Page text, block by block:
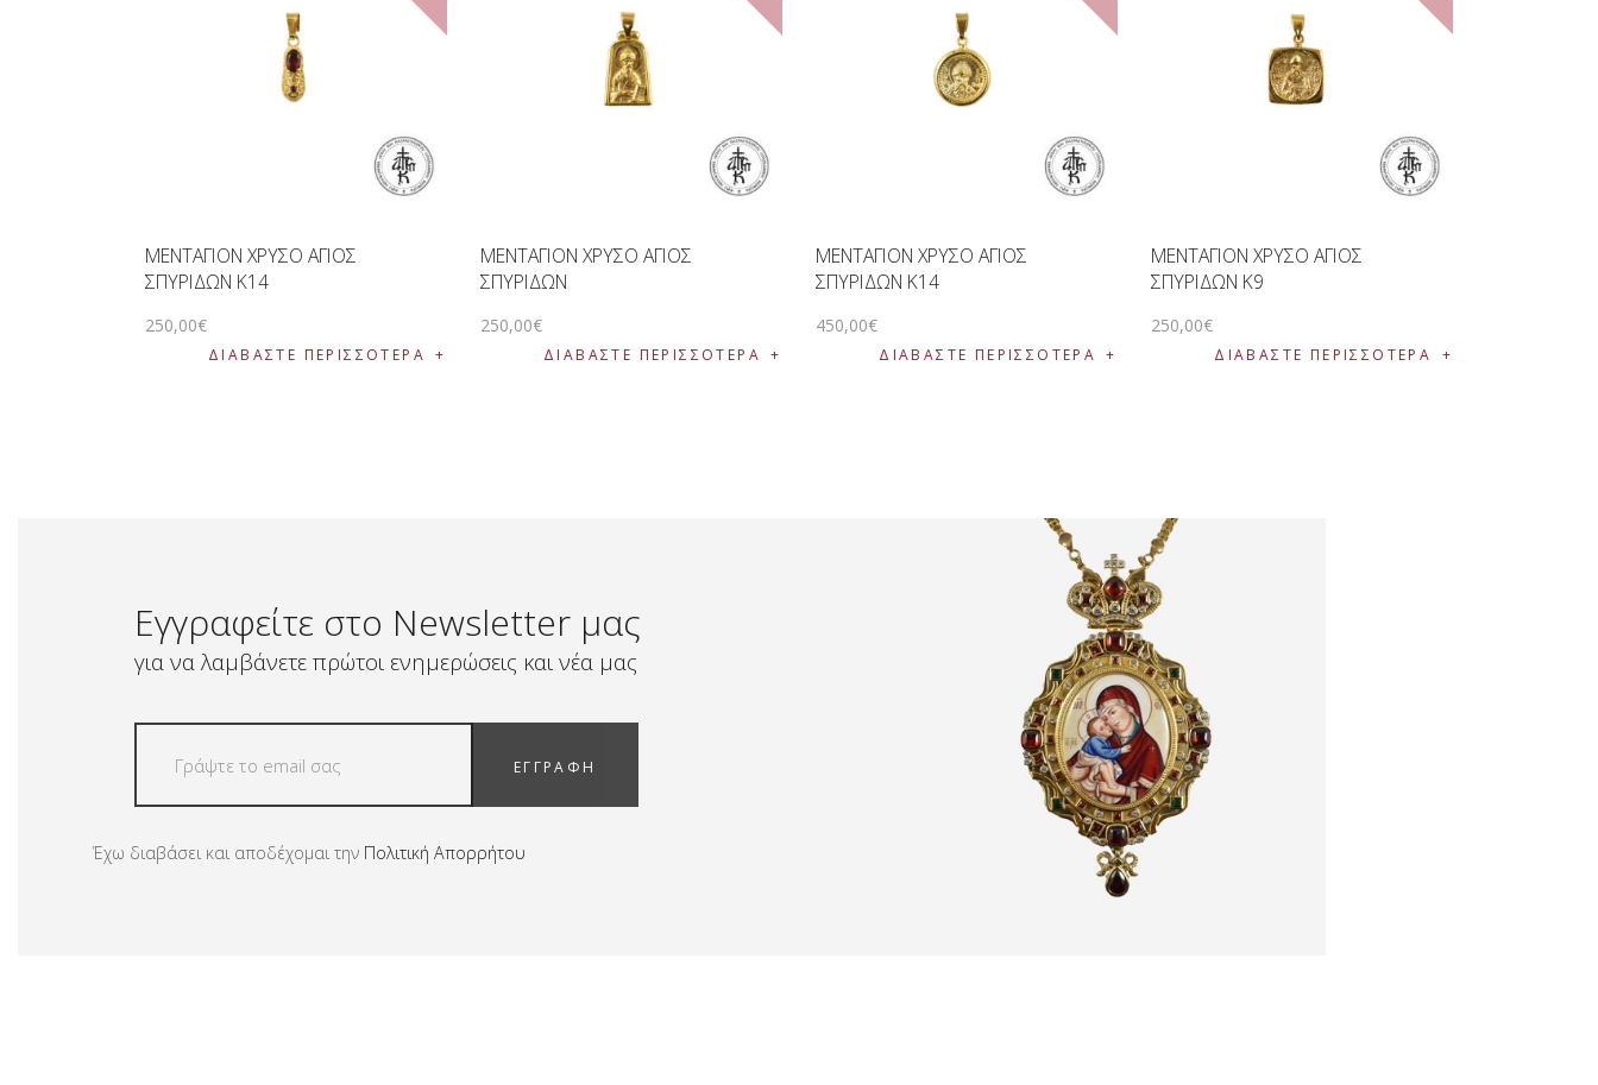
ΜΕΝΤΑΓΙΟΝ ΧΡΥΣΟ ΑΓΙΟΣ
ΣΠΥΡΙΔΩΝ K14
250,00€
ΔΙΑΒΆΣΤΕ ΠΕΡΙΣΣΌΤΕΡΑ
ΜΕΝΤΑΓΙΟΝ ΧΡΥΣΟ ΑΓΙΟΣ
ΣΠΥΡΙΔΩΝ
250,00€
ΔΙΑΒΆΣΤΕ ΠΕΡΙΣΣΌΤΕΡΑ
ΜΕΝΤΑΓΙΟΝ ΧΡΥΣΟ ΑΓΙΟΣ
ΣΠΥΡΙΔΩΝ K14
450,00€
ΔΙΑΒΆΣΤΕ ΠΕΡΙΣΣΌΤΕΡΑ
ΜΕΝΤΑΓΙΟΝ ΧΡΥΣΟ ΑΓΙΟΣ
ΣΠΥΡΙΔΩΝ K9
250,00€
ΔΙΑΒΆΣΤΕ ΠΕΡΙΣΣΌΤΕΡΑ
Εγγραφείτε στο Newsletter μας
για να λαμβάνετε πρώτοι ενημερώσεις και νέα μας
ΕΓΓΡΑΦΗ
Έχω διαβάσει και αποδέχομαι την Πολιτική Απορρήτου